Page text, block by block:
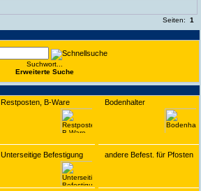
Suchwort...
Erwei­terte Suche
Restposten, B-Ware Bodenhalter
Unterseitige Befestigung andere Befest. für Pfosten
Seiten: 1